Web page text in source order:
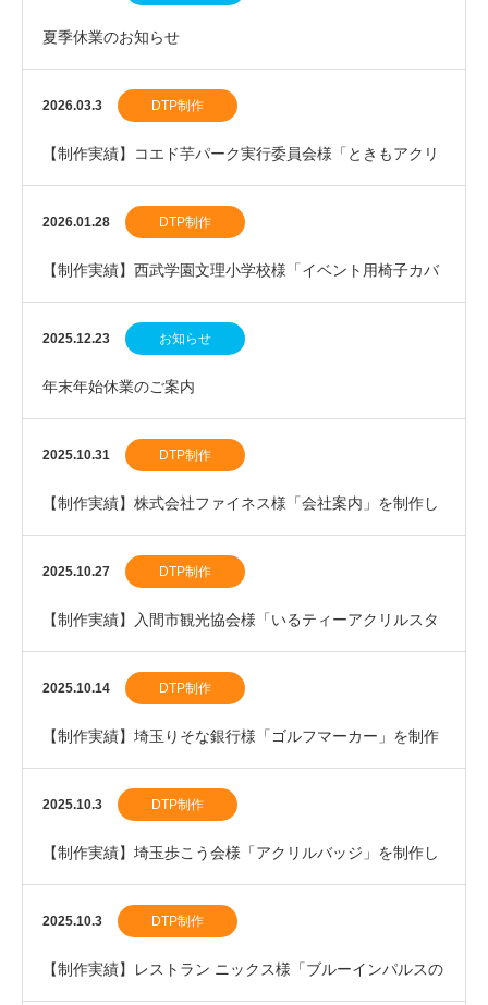
夏季休業のお知らせ
2026.03.3 DTP制作
【制作実績】コエド芋パーク実行委員会様「ときもアクリ
ルスタンド」を制作しました。
2026.01.28 DTP制作
【制作実績】西武学園文理小学校様「イベント用椅子カバ
ー」を制作しました。
2025.12.23 お知らせ
年末年始休業のご案内
2025.10.31 DTP制作
【制作実績】株式会社ファイネス様「会社案内」を制作し
ました。
2025.10.27 DTP制作
【制作実績】入間市観光協会様「いるティーアクリルスタ
ンド」を制作しました。
2025.10.14 DTP制作
【制作実績】埼玉りそな銀行様「ゴルフマーカー」を制作
しました。
2025.10.3 DTP制作
【制作実績】埼玉歩こう会様「アクリルバッジ」を制作し
ました。
2025.10.3 DTP制作
【制作実績】レストラン ニックス様「ブルーインパルスの